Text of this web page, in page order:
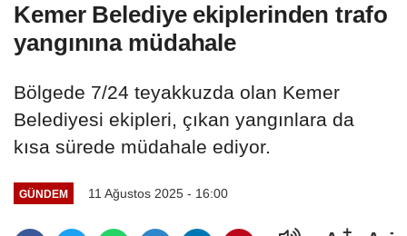
Kemer Belediye ekiplerinden trafo
yangınına müdahale
Bölgede 7/24 teyakkuzda olan Kemer
Belediyesi ekipleri, çıkan yangınlara da
kısa sürede müdahale ediyor.
GÜNDEM 11 Ağustos 2025 - 16:00